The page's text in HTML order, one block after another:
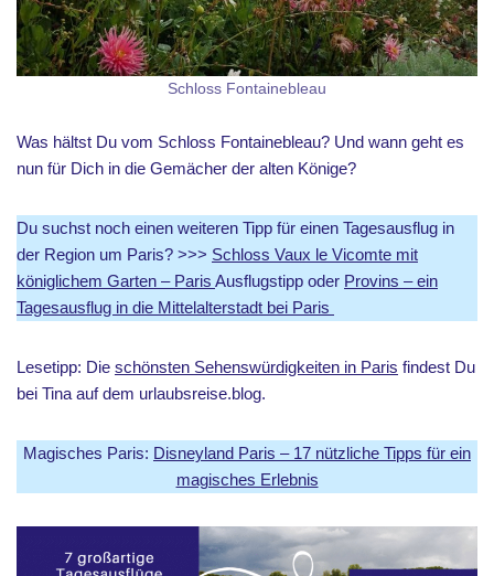
Schloss Fontainebleau
Was hältst Du vom Schloss Fontainebleau? Und wann geht es
nun für Dich in die Gemächer der alten Könige?
Du suchst noch einen weiteren Tipp für einen Tagesausflug in
der Region um Paris? >>> Schloss Vaux le Vicomte mit
königlichem Garten – Paris Ausflugstipp oder Provins – ein
Tagesausflug in die Mittelalterstadt bei Paris
Lesetipp: Die schönsten Sehenswürdigkeiten in Paris findest Du
bei Tina auf dem urlaubsreise.blog.
Magisches Paris: Disneyland Paris – 17 nützliche Tipps für ein
magisches Erlebnis